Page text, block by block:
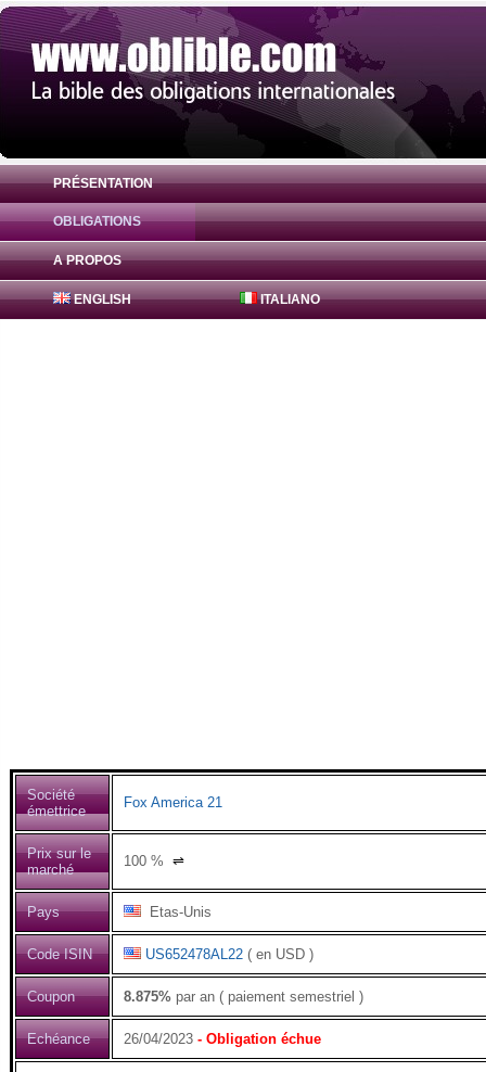
PRÉSENTATION
OBLIGATIONS
A PROPOS
ENGLISH ITALIANO
Obligation Fox America 21 8.875% (
Société
émettrice
Fox America 21
Prix sur le
marché
100 % ⇌
Pays Etas-Unis
Code ISIN US652478AL22 ( en USD )
Coupon 8.875% par an ( paiement semestriel )
Echéance 26/04/2023 - Obligation échue